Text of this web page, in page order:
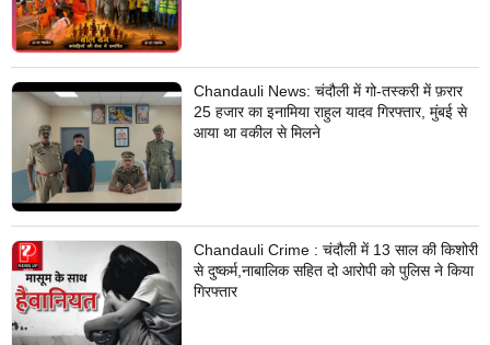
Chandauli News: चंदौली में गो-तस्करी में फ़रार
25 हजार का इनामिया राहुल यादव गिरफ्तार, मुंबई से
आया था वकील से मिलने
Chandauli Crime : चंदौली में 13 साल की किशोरी
से दुष्कर्म,नाबालिक सहित दो आरोपी को पुलिस ने किया
गिरफ्तार